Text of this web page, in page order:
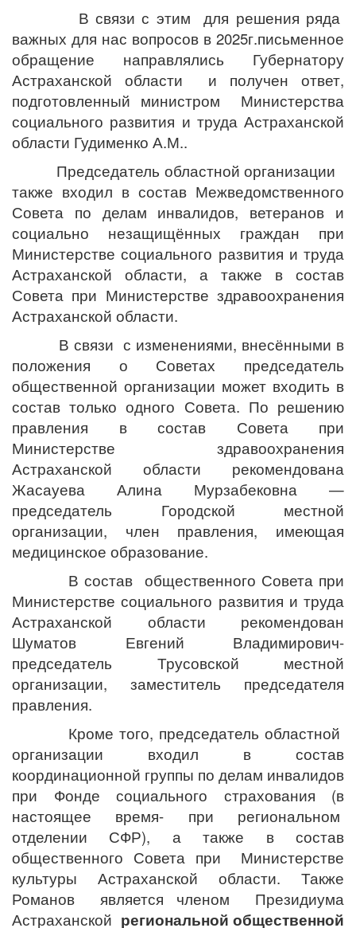
В связи с этим для решения ряда
важных для нас вопросов в 2025г.письменное
обращение направлялись Губернатору
Астраханской области и получен ответ,
подготовленный министром Министерства
социального развития и труда Астраханской
области Гудименко А.М..
Председатель областной организации
также входил в состав Межведомственного
Совета по делам инвалидов, ветеранов и
социально незащищённых граждан при
Министерстве социального развития и труда
Астраханской области, а также в состав
Совета при Министерстве здравоохранения
Астраханской области.
В связи с изменениями, внесёнными в
положения о Советах председатель
общественной организации может входить в
состав только одного Совета. По решению
правления в состав Совета при
Министерстве здравоохранения
Астраханской области рекомендована
Жасауева Алина Мурзабековна —
председатель Городской местной
организации, член правления, имеющая
медицинское образование.
В состав общественного Совета при
Министерстве социального развития и труда
Астраханской области рекомендован
Шуматов Евгений Владимирович-
председатель Трусовской местной
организации, заместитель председателя
правления.
Кроме того, председатель областной
организации входил в состав
координационной группы по делам инвалидов
при Фонде социального страхования (в
настоящее время- при региональном
отделении СФР), а также в состав
общественного Совета при Министерстве
культуры Астраханской области. Также
Романов является членом Президиума
Астраханской региональной общественной